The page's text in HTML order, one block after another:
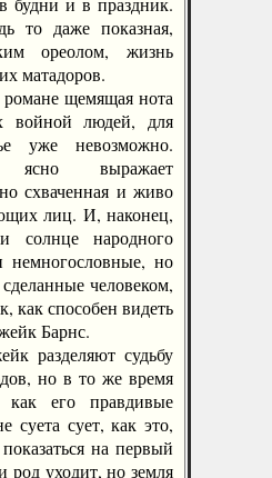
то даже показная,
ореолом, жизнь
матадоров.
щемящая нота
войной людей, для
уже невозможно.
ясно выражает
схваченная и живо
лиц. И, наконец,
солнце народного
но
человеком,
как способен видеть
Барнс.
судьбу
но в то же время
его правдивые
суета сует, как это,
на первый
род уходит, но земля